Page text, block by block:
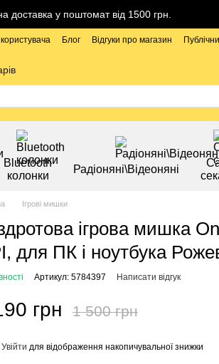
доставка у поштомат від 1500 грн.
Блог Відгуки про магазин
Bluetooth
колонки
Радіоняні\Відеоняні
Ігрові мишки
ігрова мишка
для ПК і ноутбука
Артикул: 5784397 Написати відгук
грн 1 500 грн
Увійти для відображення накопичувальної знижки